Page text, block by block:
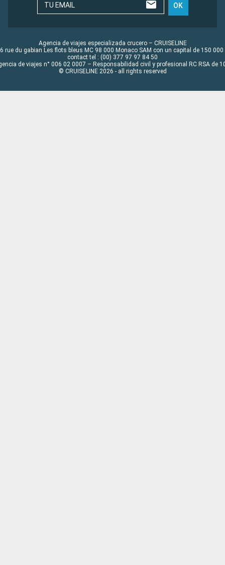
TU EMAIL OK
Agencia de viajes especializada crucero – CRUISELINE
rue du gabian Les flots bleus MC 98 000 Monaco SAM con un capital de 150 000
contact tel : (00) 377 97 97 84 50
de viajes n° 006 02 0007 – Responsabilidad civil y profesional RC RSA de
© CRUISELINE 2026 - all rights reserved